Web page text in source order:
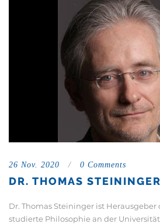
26 Nov. 2020 / 0 Comments
DR. THOMAS STEININGER
Dr. Thomas Steininger ist Herausgeber
studierte Philosophie an der